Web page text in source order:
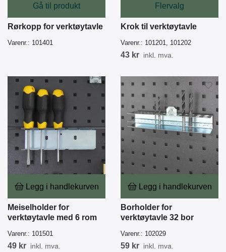
Gå til produkt
Rørkopp for verktøytavle
Varenr.: 101401
Flervalg
Krok til verktøytavle
Varenr.: 101201, 101202
43 kr inkl. mva.
Legg i handlekurven
Meiselholder for
verktøytavle med 6 rom
Varenr.: 101501
49 kr inkl. mva.
Legg i handlekurven
Borholder for
verktøytavle 32 bor
Varenr.: 102029
59 kr inkl. mva.